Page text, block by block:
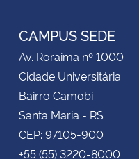
CAMPUS SEDE
Av. Roraima nº 1000
Cidade Universitária
Bairro Camobi
Santa Maria - RS
CEP: 97105-900
+55 (55) 3220-8000